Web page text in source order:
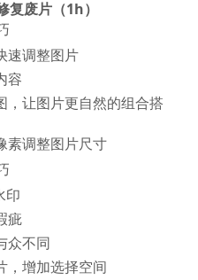
废片（1h）
速调整图片
容
，让图片更自然的组合搭
素调整图片尺寸
印
疵
众不同
，增加选择空间